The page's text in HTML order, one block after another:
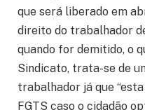
que será liberado em
direito do trabalhador
quando for demitido, o
Sindicato, trata-se de
trabalhador já que
FGTS caso o cidadão